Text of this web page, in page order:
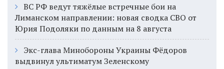
ВС РФ ведут тяжёлые встречные бои на
Лиманском направлении: новая сводка СВО от
Юрия Подоляки по данным на 8 августа
Экс-глава Минобороны Украины Фёдоров
выдвинул ультиматум Зеленскому